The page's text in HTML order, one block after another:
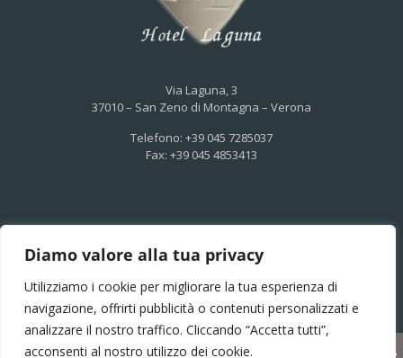
Diamo valore alla tua privacy
Utilizziamo i cookie per migliorare la tua esperienza di
navigazione, offrirti pubblicità o contenuti personalizzati e
analizzare il nostro traffico. Cliccando “Accetta tutti”,
acconsenti al nostro utilizzo dei cookie.
Via Laguna, 3
37010 – San Zeno di Montagna – Verona
Telefono: +39 045 7285037
Fax: +39 045 4853413
Privacy Policy–Informativa – Cookies